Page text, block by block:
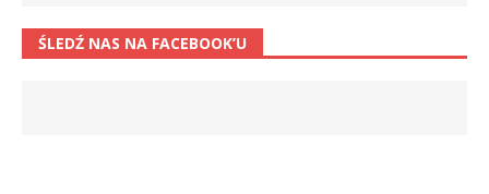
ŚLEDŹ NAS NA FACEBOOK’U